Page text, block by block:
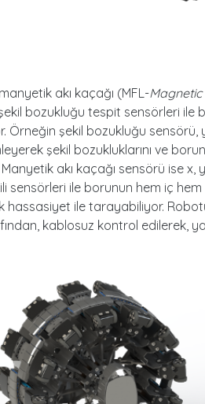
akı kaçağı (MFL-
bozukluğu tespit sensörleri ile
Örneğin şekil bozukluğu sensörü,
şekil bozukluklarını ve
akı kaçağı sensörü ise x,
sensörleri ile borunun hem iç hem
hassasiyet ile tarayabiliyor.
kablosuz kontrol edilerek,